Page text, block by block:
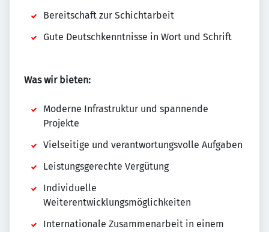
Bereitschaft zur Schichtarbeit
Gute Deutschkenntnisse in Wort und Schrift
Was wir bieten:
Moderne Infrastruktur und spannende
Projekte
Vielseitige und verantwortungsvolle Aufgaben
Leistungsgerechte Vergütung
Individuelle
Weiterentwicklungsmöglichkeiten
Internationale Zusammenarbeit in einem